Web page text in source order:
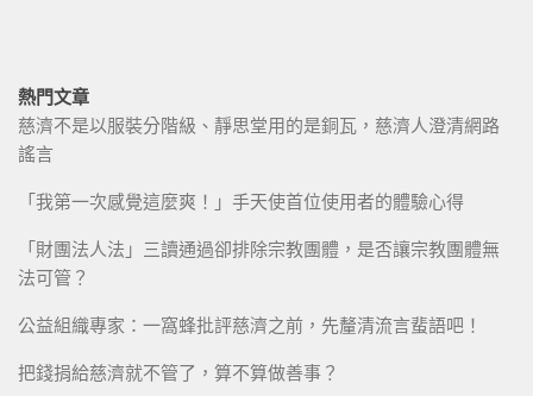
熱門文章
慈濟不是以服裝分階級、靜思堂用的是銅瓦，慈濟人澄清網路
謠言
「我第一次感覺這麼爽！」手天使首位使用者的體驗心得
「財團法人法」三讀通過卻排除宗教團體，是否讓宗教團體無
法可管？
公益組織專家：一窩蜂批評慈濟之前，先釐清流言蜚語吧！
把錢捐給慈濟就不管了，算不算做善事？